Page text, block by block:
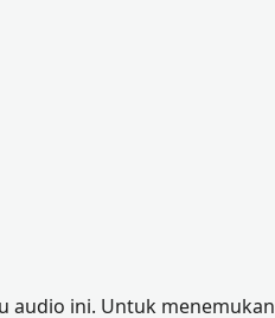
audio ini. Untuk menemukan